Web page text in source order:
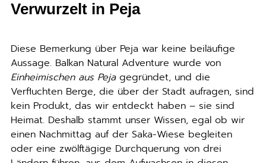
Verwurzelt in Peja
Diese Bemerkung über Peja war keine beiläufige
Aussage. Balkan Natural Adventure wurde von
Einheimischen aus Pejagegründet, und die
Verfluchten Berge, die über der Stadt aufragen, sind
kein Produkt, das wir entdeckt haben – sie sind
Heimat. Deshalb stammt unser Wissen, egal ob wir
einen Nachmittag auf der Saka-Wiese begleiten
oder eine zwölf­tägige Durchquerung von drei